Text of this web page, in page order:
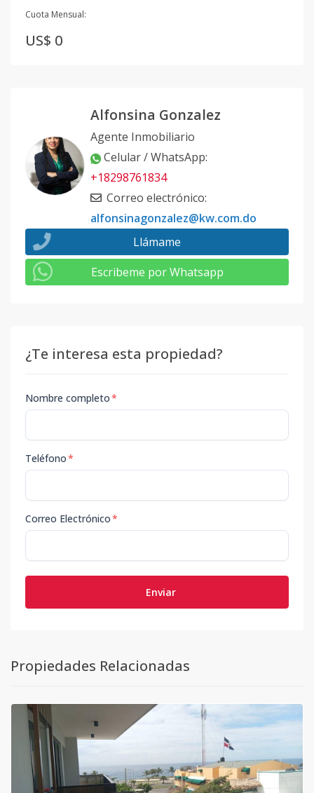
Cuota Mensual:
US$ 0
Alfonsina Gonzalez
Agente Inmobiliario
Celular / WhatsApp:
+18298761834
Correo electrónico:
alfonsinagonzalez@kw.com.do
Llámame
Escribeme por Whatsapp
¿Te interesa esta propiedad?
Nombre completo*
Teléfono*
Correo Electrónico*
Enviar
Propiedades Relacionadas